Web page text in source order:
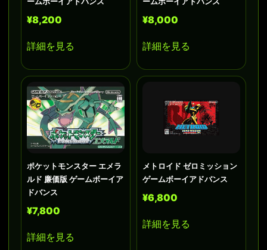
¥8,200
詳細を見る
¥8,000
詳細を見る
ポケットモンスター エメラ
ルド 廉価版 ゲームボーイア
ドバンス
¥7,800
詳細を見る
メトロイド ゼロミッション
ゲームボーイアドバンス
¥6,800
詳細を見る